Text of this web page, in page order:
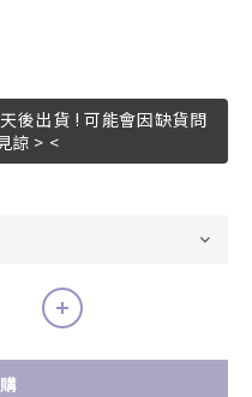
後出貨 ! 可能會因缺貨問
諒 > <